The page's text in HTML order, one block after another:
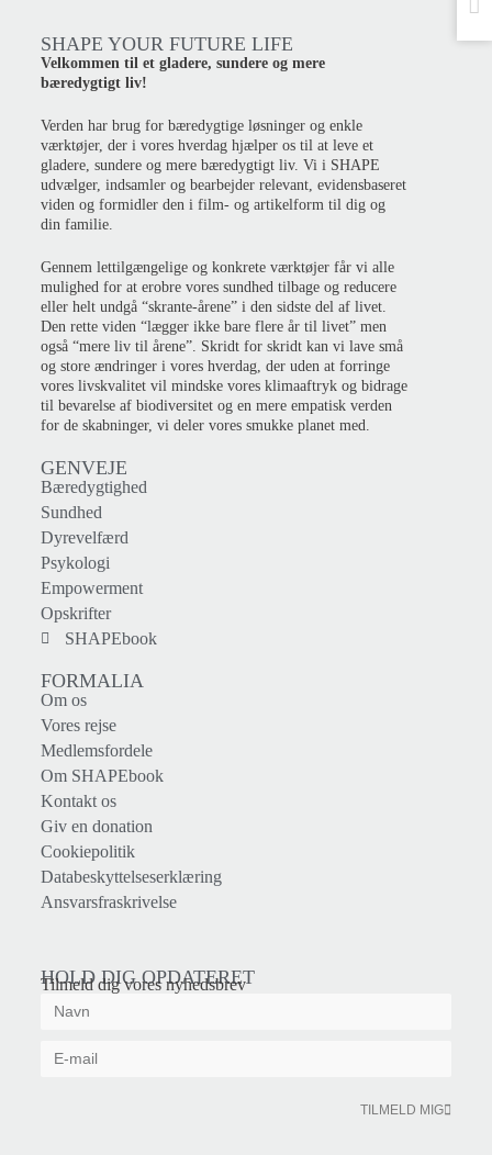
SHAPE YOUR FUTURE LIFE
Velkommen til et gladere, sundere og mere
bæredygtigt liv!
Verden har brug for bæredygtige løsninger og enkle
værktøjer, der i vores hverdag hjælper os til at leve et
gladere, sundere og mere bæredygtigt liv. Vi i SHAPE
udvælger, indsamler og bearbejder relevant, evidensbaseret
viden og formidler den i film- og artikelform til dig og
din familie.
Gennem lettilgængelige og konkrete værktøjer får vi alle
mulighed for at erobre vores sundhed tilbage og reducere
eller helt undgå “skrante-årene” i den sidste del af livet.
Den rette viden “lægger ikke bare flere år til livet” men
også “mere liv til årene”. Skridt for skridt kan vi lave små
og store ændringer i vores hverdag, der uden at forringe
vores livskvalitet vil mindske vores klimaaftryk og bidrage
til bevarelse af biodiversitet og en mere empatisk verden
for de skabninger, vi deler vores smukke planet med.
GENVEJE
Bæredygtighed
Sundhed
Dyrevelfærd
Psykologi
Empowerment
Opskrifter
SHAPEbook
FORMALIA
Om os
Vores rejse
Medlemsfordele
Om SHAPEbook
Kontakt os
Giv en donation
Cookiepolitik
Databeskyttelseserklæring
Ansvarsfraskrivelse
HOLD DIG OPDATERET
Tilmeld dig vores nyhedsbrev
TILMELD MIG